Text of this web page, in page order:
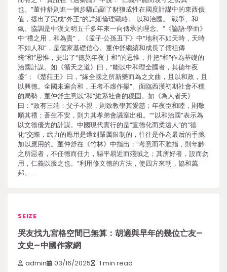
也。”董仲舒則進一個步驟凸顯了豺狼成性在國度計謀中的東西價
值，提出了完成“外王”的詳細倫理戰略。 以和治國。“戰爭、和
氣、協調是中漢文明五千多年來一向傳承的理念。”《論語·學而》
中“禮之用，和為貴”，《孟子·公孫丑下》中“地利不如天時，天時
不如人和”，是儒家基礎信心。董仲舒繼續和成長了儒祖傳
統“和”思惟，提出了“德莫年夜于和”的思惟，并把“和”作為基礎的
治國計謀。如《循天之道》曰，“能以中和理全國者，其德年夜
盛”；《楚莊王》曰，“緣全國之所新樂而為之文曲，且以和政，且
以興德。全國未遍合和，王者不虛作樂”。面臨西漢初期社會不穩
的局勢，董仲舒主意以“和”維系社會的穩固。如《為人者天》
曰：“政有三端：父子不親，則致教學其愛慈；年夜臣和睦，則敬
順其禮；蒼生不安，則力其孝弟會議室出租。”“以和治國”表示為
以文德優先的計謀。中國現代實行的是“宣德化而柔遠人”的“德
化”交際，武力的應用是遭到嚴厲限制的，往往是作為最后的手腕
加以應用的。董仲舒在《竹林》中指出：“考意而不雅指，則年齡
之所惡者，不任德而任力，驅平易近而殘賊之；其所好者，設而勿
用，仁義以服之也。”利用修文德的方法，使四方來朝，協和萬
邦。…
SEIZE
哭友找九宮格空間已無算：胡適與早年的幾位亡友–
文史–中國作家網
admin 03/16/2025 1 min read